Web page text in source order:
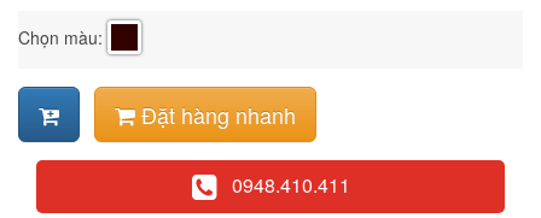
Chọn màu:
Đặt hàng nhanh
0948.410.411